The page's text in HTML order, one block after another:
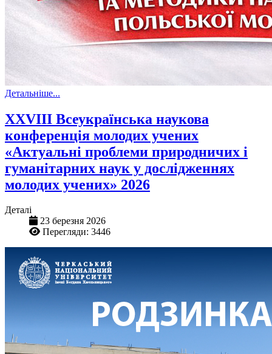
Детальніше...
XХVIІІ Всеукраїнська наукова
конференція молодих учених
«Актуальні проблеми природничих і
гуманітарних наук у дослідженнях
молодих учених» 2026
Деталі
23 березня 2026
Перегляди: 3446